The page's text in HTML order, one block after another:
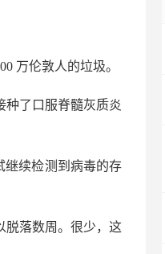
万伦敦人的垃圾。
种了口服脊髓灰质炎
继续检测到病毒的存
脱落数周。很少，这